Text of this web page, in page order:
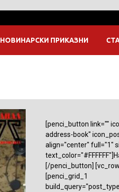
НОВИНАРСКИ ПРИКАЗНИ
[penci_button link=""
address-book"
align="center" full="1"
[/penci_button]
[penci_grid_1